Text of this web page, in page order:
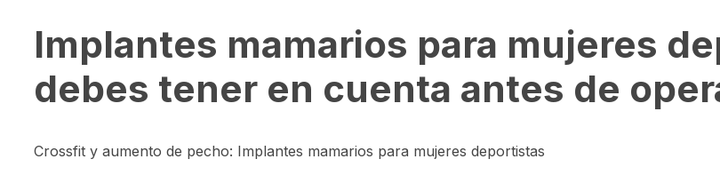
Implantes mamarios para mujeres
debes tener en cuenta antes de
Crossfit y aumento de pecho: Implantes mamarios para mujeres deportistas